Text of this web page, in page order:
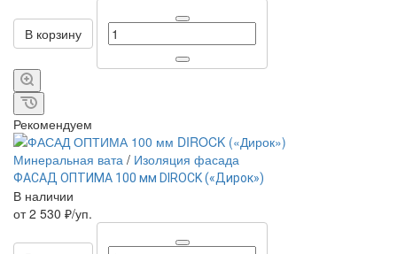
В корзину
Рекомендуем
Минеральная вата / Изоляция фасада
ФАСАД ОПТИМА 100 мм DIROCK («Дирок»)
В наличии
от 2 530 ₽/уп.